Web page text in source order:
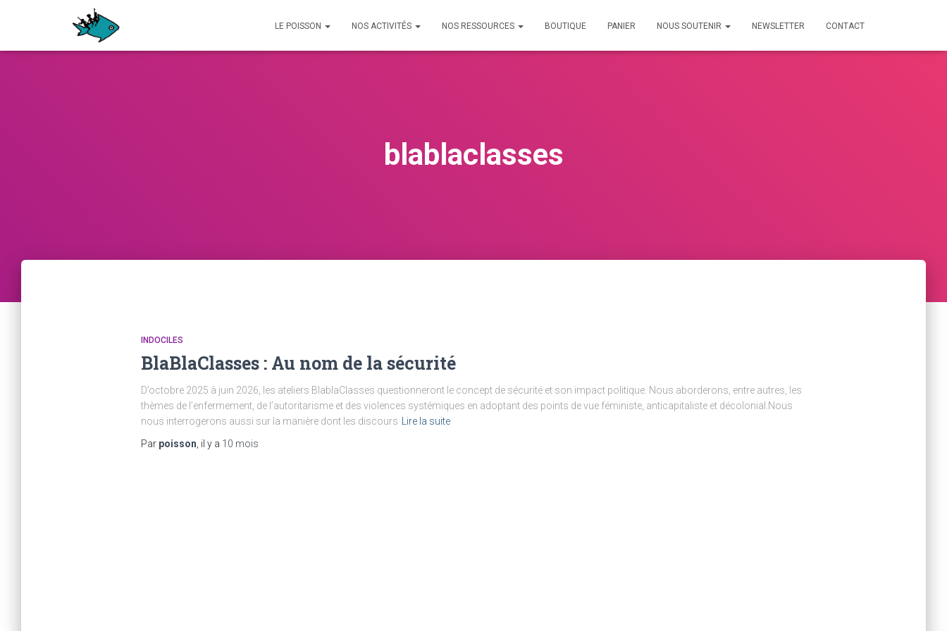
LE POISSON NOS ACTIVITÉS NOS RESSOURCES BOUTIQUE PANIER NOUS SOUTENIR NEWSLETTER CONTACT
blablaclasses
INDOCILES
BlaBlaClasses : Au nom de la sécurité
D’octobre 2025 à juin 2026, les ateliers BlablaClasses questionneront le concept de sécurité et son impact politique. Nous aborderons, entre autres, les
thèmes de l’enfermement, de l’autoritarisme et des violences systémiques en adoptant des points de vue féministe, anticapitaliste et décolonial.Nous
nous interrogerons aussi sur la manière dont les discours
Lire la suite
Par poisson , il y a 10 mois